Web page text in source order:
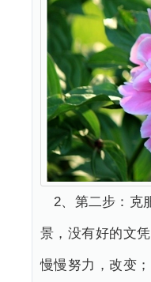
2、第二步：克
景，没有好的文
慢慢努力，改变